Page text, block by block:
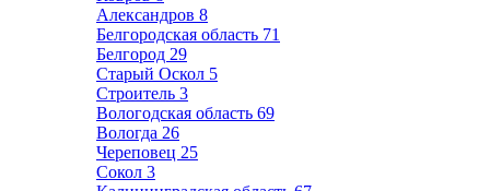
Александров 8
Белгородская область 71
Белгород 29
Старый Оскол 5
Строитель 3
Вологодская область 69
Вологда 26
Череповец 25
Сокол 3